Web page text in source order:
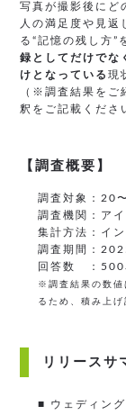
写真が撮影後にど
人の満足度や見返
る“記憶の残し方”
録としてだけでな
けとなっている現
（※調査結果をご
釈をご記載くださ
【調査概要】
調査対象：20
調査機関：ア
集計方法：イ
調査期間：
回答数 ：500
※調査結果の数値
るため、積み上
リリースサ
■ ウェディン